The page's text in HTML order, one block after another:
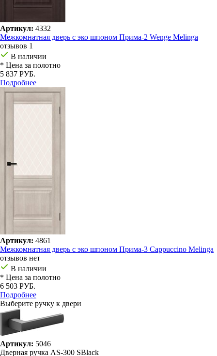
Артикул: 4332
Межкомнатная дверь с эко шпоном Прима-2 Wenge Melinga
отзывов 1
В наличии
* Цена за полотно
5 837 РУБ.
Подробнее
Артикул: 4861
Межкомнатная дверь с эко шпоном Прима-3 Cappuccino Melinga
отзывов нет
В наличии
* Цена за полотно
6 503 РУБ.
Подробнее
Выберите ручку к двери
Артикул: 5046
Дверная ручка AS-300 SBlack